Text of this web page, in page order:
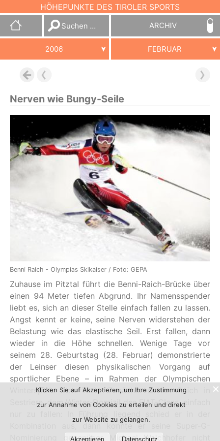
HÖHEPUNKTE DES TIROLER SPORTS
Suchen
nach:
ARCHIV
2006 FEBRUAR
Nerven wie Bungy-Seile
Benni Raich - Olympias Skikaiser / Foto: GEPA
Zuhause im Pitztal führt die Benni-Raich-Brücke über
einen 94 Meter tiefen Abgrund. Ihr Namensspender
liebt es, sich an dieser Stelle einfach fallen zu lassen.
Angst kennt er keine, seine Nerven widerstehen der
Belastung wie das elastische Seil. Erst fallen, dann
wieder in die Höhe schnellen. Wenige Tage vor
seinem 28. Geburtstag (28. Februar) demonstrierte
der Leinser diesen physikalischen Vorgang auf
sportlicher Ebene – im Rahmen der Olympischen
Winterspiele von Turin. Zunächst schien Raich in
Sestriere, dem Winter-Domizil des FIAT-Clans, einfach
Kombination aus, dann konnte er seine Super-G-
Nominierung gegenüber Michael Walchhofer nicht
Klicken Sie auf Akzeptieren, um Ihre Zustimmung
zur Annahme von Cookies zu erteilen und direkt
zur Website zu gelangen.
Akzeptieren Datenschutz